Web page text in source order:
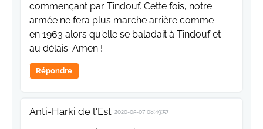
commençant par Tindouf. Cette fois, notre
armée ne fera plus marche arrière comme
en 1963 alors qu'elle se baladait à Tindouf et
au délais. Amen !
Répondre
Anti-Harki de l'Est 2020-05-07 08:49:57